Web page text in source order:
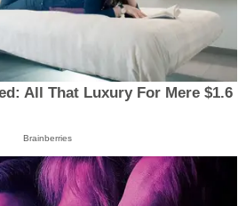
All That Luxury For Mere $1.6
Brainberries